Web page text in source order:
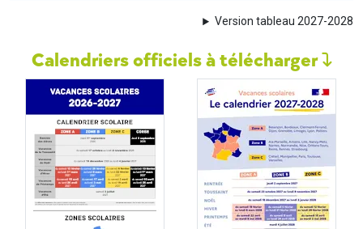
Version tableau 2027-2028
Calendriers officiels à télécharger